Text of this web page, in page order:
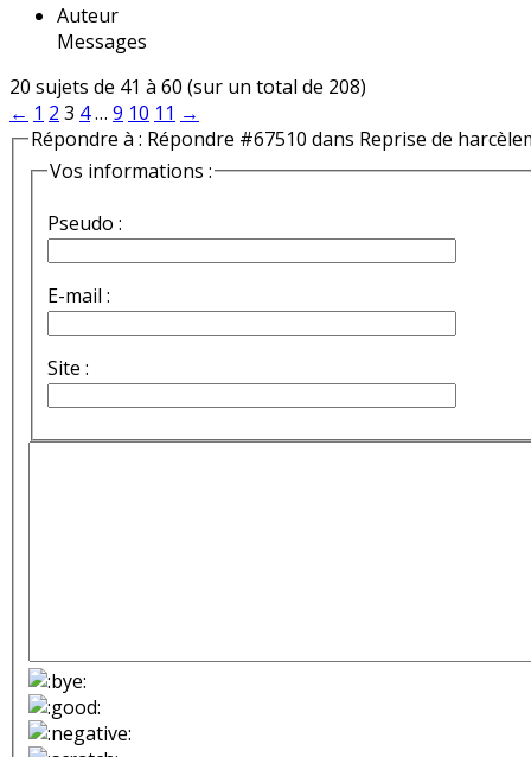
Auteur
Messages
20 sujets de 41 à 60 (sur un total de 208)
← 1 2 3 4… 9 10 11 →
Répondre à : Répondre #67510 dans Reprise de
Vos informations :
Pseudo :
E-mail :
Site :